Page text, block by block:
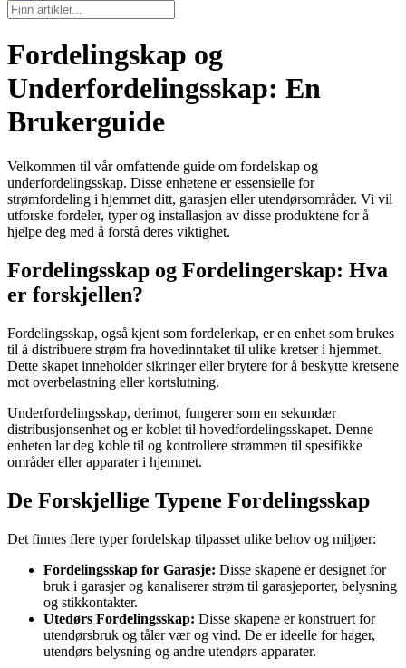
Fordelingskap og
Underfordelingsskap: En
Brukerguide
Velkommen til vår omfattende guide om fordelskap og
underfordelingsskap. Disse enhetene er essensielle for
strømfordeling i hjemmet ditt, garasjen eller utendørsområder. Vi vil
utforske fordeler, typer og installasjon av disse produktene for å
hjelpe deg med å forstå deres viktighet.
Fordelingsskap og Fordelingerskap: Hva
er forskjellen?
Fordelingsskap, også kjent som fordelerkap, er en enhet som brukes
til å distribuere strøm fra hovedinntaket til ulike kretser i hjemmet.
Dette skapet inneholder sikringer eller brytere for å beskytte kretsene
mot overbelastning eller kortslutning.
Underfordelingsskap, derimot, fungerer som en sekundær
distribusjonsenhet og er koblet til hovedfordelingsskapet. Denne
enheten lar deg koble til og kontrollere strømmen til spesifikke
områder eller apparater i hjemmet.
De Forskjellige Typene Fordelingsskap
Det finnes flere typer fordelskap tilpasset ulike behov og miljøer:
Fordelingsskap for Garasje: Disse skapene er designet for
bruk i garasjer og kanaliserer strøm til garasjeporter, belysning
og stikkontakter.
Utedørs Fordelingsskap: Disse skapene er konstruert for
utendørsbruk og tåler vær og vind. De er ideelle for hager,
utendørs belysning og andre utendørs apparater.